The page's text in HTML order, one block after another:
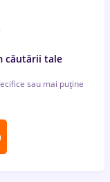
căutării tale
sau mai puține